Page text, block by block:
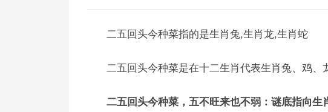
二五回头今种菜指的是生肖兔,生肖龙,生肖蛇
二五回头今种菜是在十二生肖代表生肖兔、鸡、
二五回头今种菜，五不旺来也不弱：谜底指向生